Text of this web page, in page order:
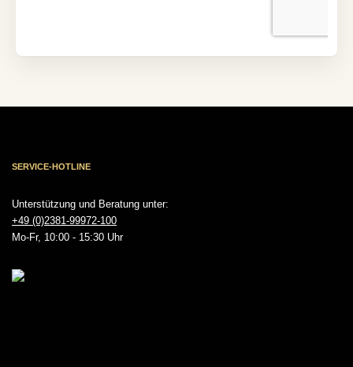
SERVICE-HOTLINE
Unterstützung und Beratung unter:
+49 (0)2381-99972-100
Mo-Fr, 10:00 - 15:30 Uhr